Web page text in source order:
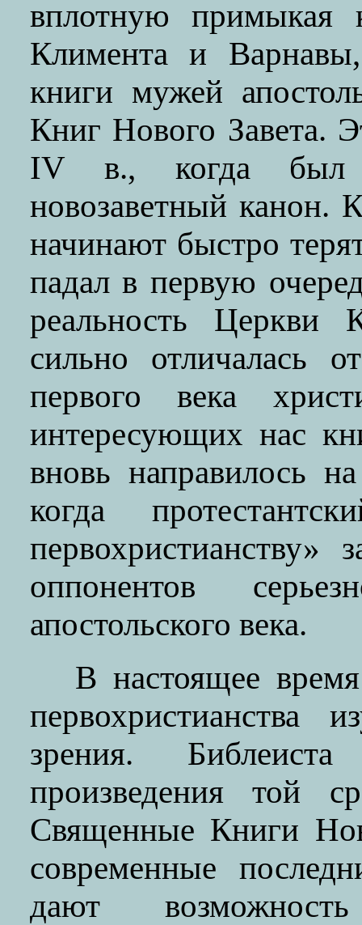
вплотную
Климента и
книги мужей
Книг Нового Завета.
IV в., когда был
новозаветный канон.
начинают быстро
падал в первую
реальность Церкви
сильно отличалась
первого века
интересующих нас
вновь направилось
когда
оппонентов
апостольского века.
В настоящее
первохристианства
зрения.
произведения той
Священные Книги
современные
дают